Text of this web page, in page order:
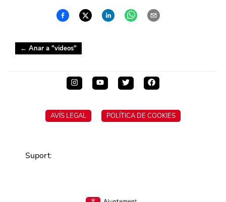
← Anar a "videos"
AVÍS LEGAL POLÍTICA DE COOKIES
Suport: